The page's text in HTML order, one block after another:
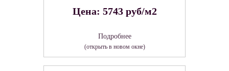
Цена: 5743 руб/м2
Подробнее
(открыть в новом окне)